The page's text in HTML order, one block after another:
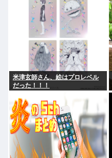
米津玄師さん、絵はプロレベル
だった！！！